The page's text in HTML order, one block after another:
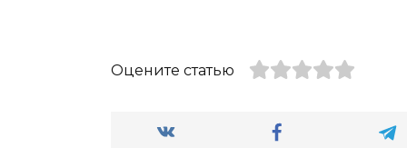
Оцените статью